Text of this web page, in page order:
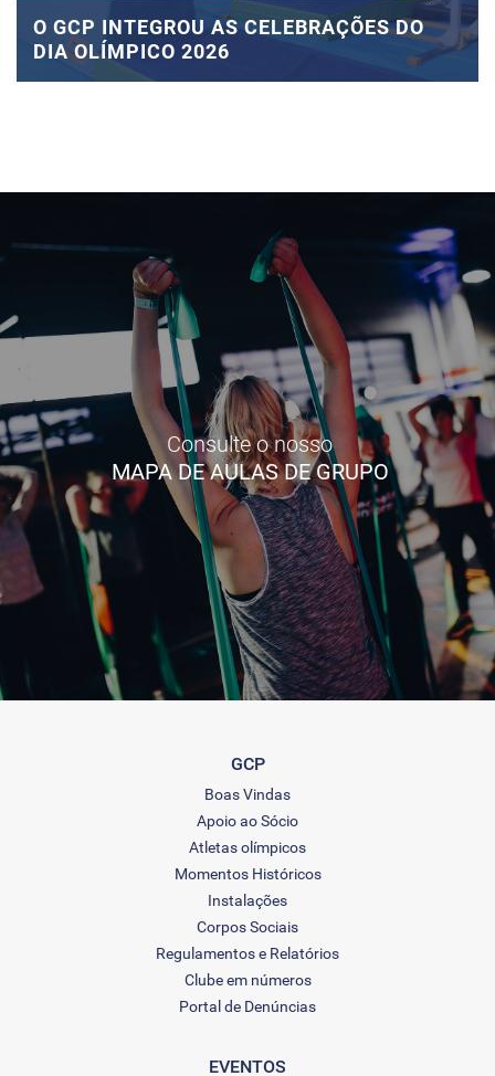
O GCP INTEGROU AS CELEBRAÇÕES DO
DIA OLÍMPICO 2026
Consulte o nosso
MAPA DE AULAS DE GRUPO
GCP
Boas Vindas
Apoio ao Sócio
Atletas olímpicos
Momentos Históricos
Instalações
Corpos Sociais
Regulamentos e Relatórios
Clube em números
Portal de Denúncias
EVENTOS